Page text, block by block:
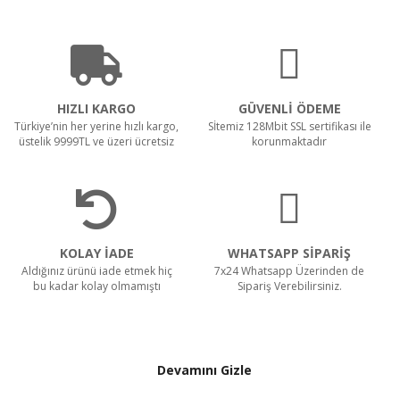
HIZLI KARGO
Türkiye’nin her yerine hızlı kargo,
üstelik 9999TL ve üzeri ücretsiz
GÜVENLİ ÖDEME
Sİtemiz 128Mbit SSL sertifikası ile
korunmaktadır
KOLAY İADE
Aldığınız ürünü iade etmek hiç
bu kadar kolay olmamıştı
WHATSAPP SİPARİŞ
7x24 Whatsapp Üzerinden de
Sipariş Verebilirsiniz.
Devamını Gizle